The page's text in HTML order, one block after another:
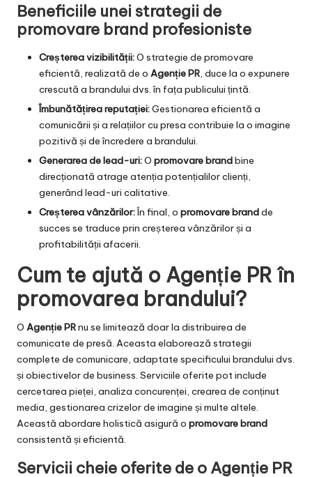
Beneficiile unei strategii de
promovare brand profesioniste
Creșterea vizibilității:O strategie de promovare
eficientă, realizată de o Agenție PR, duce la o expunere
crescută a brandului dvs. în fața publicului țintă.
Îmbunătățirea reputației:Gestionarea eficientă a
comunicării și a relațiilor cu presa contribuie la o imagine
pozitivă și de încredere a brandului.
Generarea de lead-uri:O promovare brandbine
direcționată atrage atenția potențialilor clienți,
generând lead-uri calitative.
Creșterea vânzărilor:În final, o promovare brandde
succes se traduce prin creșterea vânzărilor și a
profitabilității afacerii.
Cum te ajută o Agenție PR în
promovarea brandului?
O Agenție PRnu se limitează doar la distribuirea de
comunicate de presă. Aceasta elaborează strategii
complete de comunicare, adaptate specificului brandului dvs.
și obiectivelor de business. Serviciile oferite pot include
cercetarea pieței, analiza concurenței, crearea de conținut
media, gestionarea crizelor de imagine și multe altele.
Această abordare holistică asigură o promovare brand
consistentă și eficientă.
Servicii cheie oferite de o Agenție PR